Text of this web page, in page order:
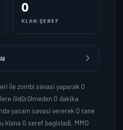
0
KLAN ŞEREF
ile zombi savasi yaparak 0
öldürülmeden 0 dakika
yasam savasi vererek 0 tane
klana 0 seref bagisladi, MMO